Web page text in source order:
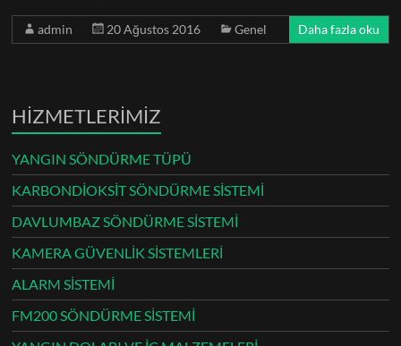
admin 20 Ağustos 2016 Genel Daha fazla oku
HİZMETLERİMİZ
YANGIN SÖNDÜRME TÜPÜ
KARBONDİOKSİT SÖNDÜRME SİSTEMİ
DAVLUMBAZ SÖNDÜRME SİSTEMİ
KAMERA GÜVENLİK SİSTEMLERİ
ALARM SİSTEMİ
FM200 SÖNDÜRME SİSTEMİ